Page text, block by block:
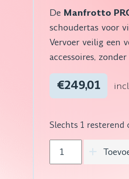
De Manfrotto
schoudertas voor
Vervoer veilig een
accessoires,
€249,01
Slechts 1 resterend
Manfrotto PRO